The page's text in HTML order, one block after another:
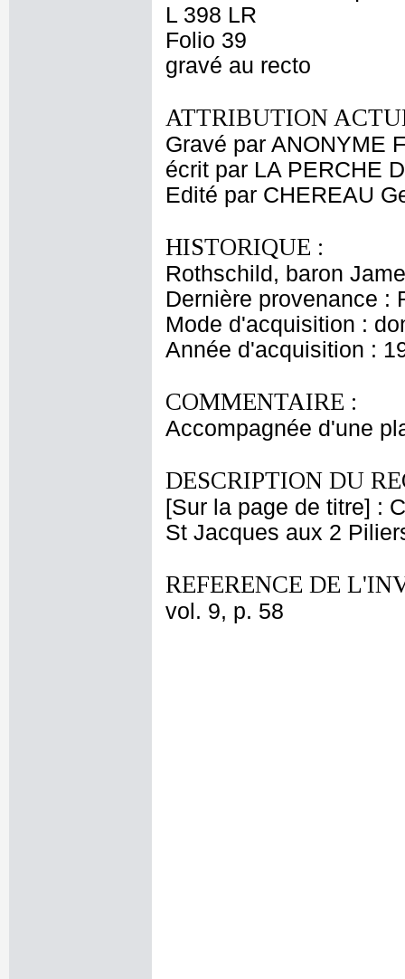
L 398 LR
Folio 39
gravé au recto
ATTRIBUTION
Gravé par ANONYME
écrit par LA PERCHE
Edité par CHEREAU
HISTORIQUE :
Rothschild, baron
Dernière provenance :
Mode d'acquisition :
Année d'acquisition :
COMMENTAIRE :
Accompagnée d'une
DESCRIPTION DU
[Sur la page de titre] :
St Jacques aux 2
REFERENCE DE
vol. 9, p. 58